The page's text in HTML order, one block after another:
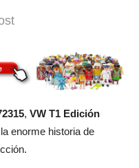
, VW T1 Edición
enorme historia de